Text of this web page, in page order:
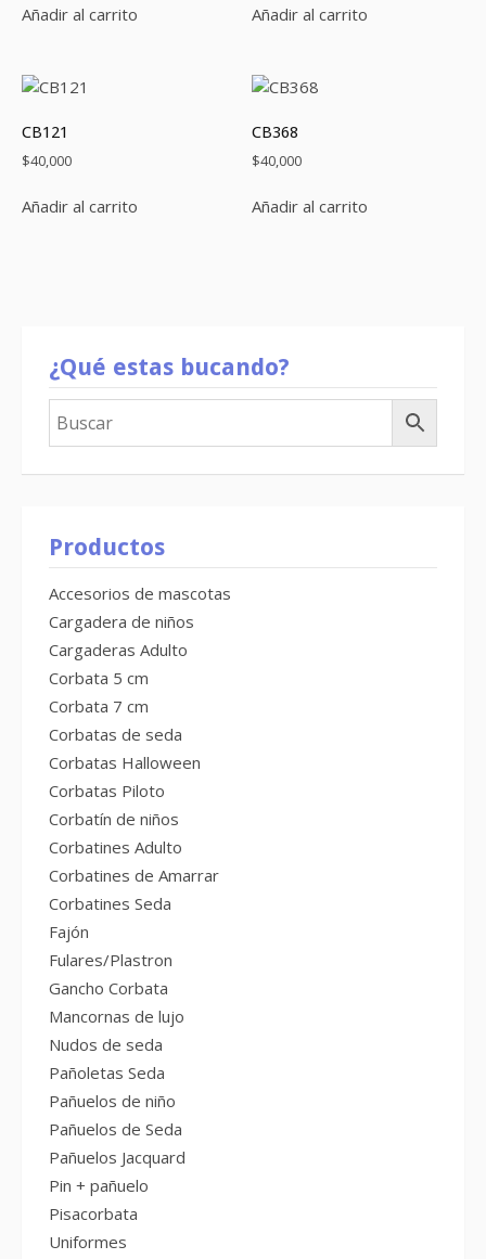
Añadir al carrito Añadir al carrito
CB121
$40,000
Añadir al carrito
CB368
$40,000
Añadir al carrito
¿Qué estas bucando?
Productos
Accesorios de mascotas
Cargadera de niños
Cargaderas Adulto
Corbata 5 cm
Corbata 7 cm
Corbatas de seda
Corbatas Halloween
Corbatas Piloto
Corbatín de niños
Corbatines Adulto
Corbatines de Amarrar
Corbatines Seda
Fajón
Fulares/Plastron
Gancho Corbata
Mancornas de lujo
Nudos de seda
Pañoletas Seda
Pañuelos de niño
Pañuelos de Seda
Pañuelos Jacquard
Pin + pañuelo
Pisacorbata
Uniformes